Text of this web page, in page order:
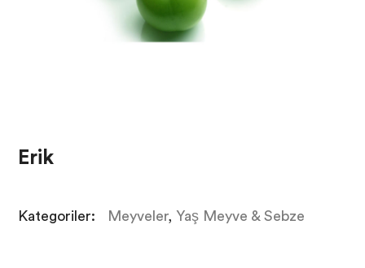
Erik
Kategoriler: Meyveler, Yaş Meyve & Sebze